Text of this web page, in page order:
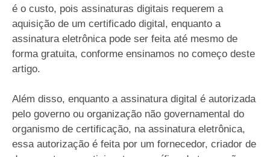
é o custo, pois assinaturas digitais requerem a
aquisição de um certificado digital, enquanto a
assinatura eletrônica pode ser feita até mesmo de
forma gratuita, conforme ensinamos no começo deste
artigo.
Além disso, enquanto a assinatura digital é autorizada
pelo governo ou organização não governamental do
organismo de certificação, na assinatura eletrônica,
essa autorização é feita por um fornecedor, criador de